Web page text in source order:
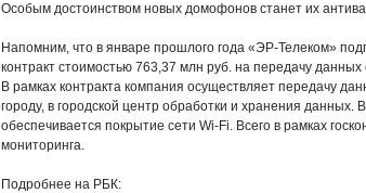
Особым достоинством новых домофонов станет их
Напомним, что в январе прошлого года «ЭР-Телеком»
контракт стоимостью 763,37 млн руб. на передачу
В рамках контракта компания осуществляет передачу
городу, в городской центр обработки и хранения
обеспечивается покрытие сети Wi-Fi. Всего в рамках
мониторинга.
Подробнее на РБК: